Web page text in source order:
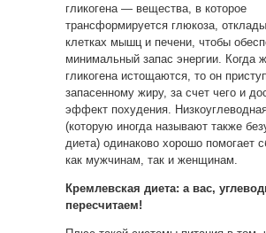
гликогена — вещества, в которое
трансформируется глюкоза,
клетках мышц и печени, чтобы
минимальный запас энергии. Когда
гликогена истощаются, то он
запасенному жиру, за счет чего и
эффект похудения.
(которую иногда называют также
диета) одинаково хорошо помогает
как мужчинам, так и женщинам.
Кремлевская диета: а вас,
пересчитаем!